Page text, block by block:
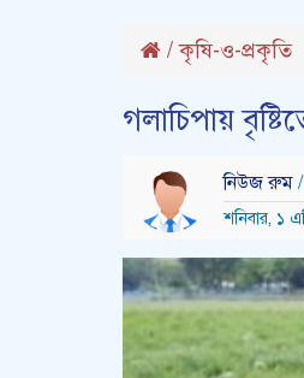
/কৃষি-ও-প্রকৃতি
গলাচিপায়
নিউজ রুম
শনিবার, ১